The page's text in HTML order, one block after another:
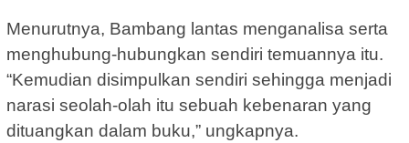
Menurutnya, Bambang lantas menganalisa serta
menghubung-hubungkan sendiri temuannya itu.
“Kemudian disimpulkan sendiri sehingga menjadi
narasi seolah-olah itu sebuah kebenaran yang
dituangkan dalam buku,” ungkapnya.